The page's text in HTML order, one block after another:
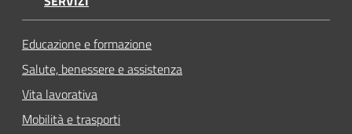
Educazione e formazione
Salute, benessere e assistenza
Vita lavorativa
Mobilità e trasporti